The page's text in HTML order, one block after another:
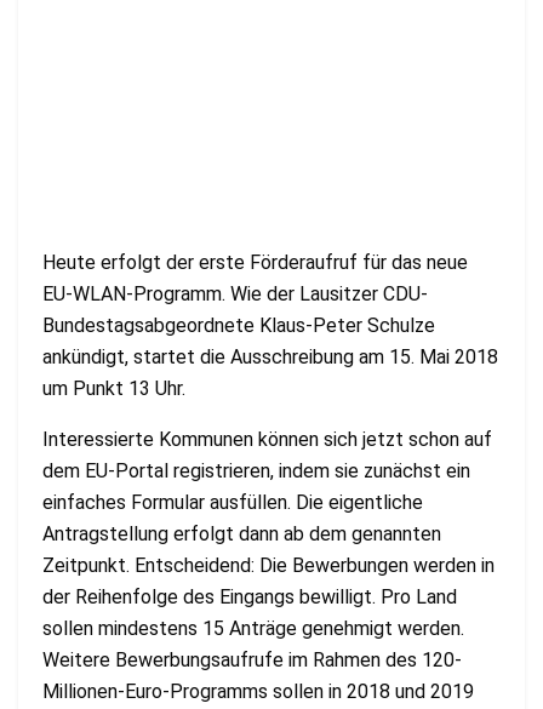
Heute erfolgt der erste Förderaufruf für das neue
EU-WLAN-Programm. Wie der Lausitzer CDU-
Bundestagsabgeordnete Klaus-Peter Schulze
ankündigt, startet die Ausschreibung am 15. Mai 2018
um Punkt 13 Uhr.
Interessierte Kommunen können sich jetzt schon auf
dem EU-Portal registrieren, indem sie zunächst ein
einfaches Formular ausfüllen. Die eigentliche
Antragstellung erfolgt dann ab dem genannten
Zeitpunkt. Entscheidend: Die Bewerbungen werden in
der Reihenfolge des Eingangs bewilligt. Pro Land
sollen mindestens 15 Anträge genehmigt werden.
Weitere Bewerbungsaufrufe im Rahmen des 120-
Millionen-Euro-Programms sollen in 2018 und 2019